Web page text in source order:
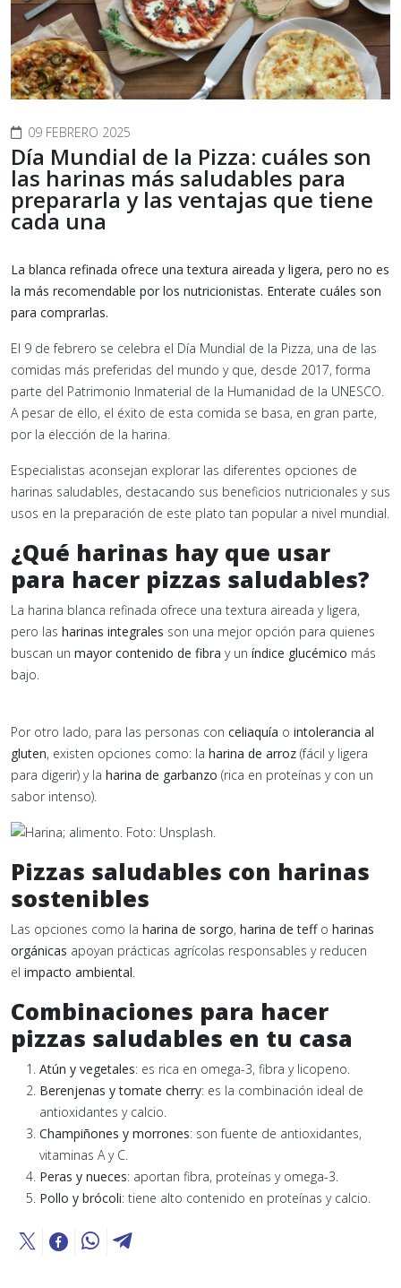
09 FEBRERO 2025
Día Mundial de la Pizza: cuáles son
las harinas más saludables para
prepararla y las ventajas que tiene
cada una
La blanca refinada ofrece una textura aireada y ligera, pero no es
la más recomendable por los nutricionistas. Enterate cuáles son
para comprarlas.
El 9 de febrero se celebra el Día Mundial de la Pizza, una de las
comidas más preferidas del mundo y que, desde 2017, forma
parte del Patrimonio Inmaterial de la Humanidad de la UNESCO.
A pesar de ello, el éxito de esta comida se basa, en gran parte,
por la elección de la harina.
Especialistas aconsejan explorar las diferentes opciones de
harinas saludables, destacando sus beneficios nutricionales y sus
usos en la preparación de este plato tan popular a nivel mundial.
¿Qué harinas hay que usar
para hacer pizzas saludables?
La harina blanca refinada ofrece una textura aireada y ligera,
pero las harinas integrales son una mejor opción para quienes
buscan un mayor contenido de fibra y un índice glucémico más
bajo.
Por otro lado, para las personas con celiaquía o intolerancia al
gluten, existen opciones como: la harina de arroz (fácil y ligera
para digerir) y la harina de garbanzo (rica en proteínas y con un
sabor intenso).
Pizzas saludables con harinas
sostenibles
Las opciones como la harina de sorgo, harina de teffo harinas
orgánicas apoyan prácticas agrícolas responsables y reducen
el impacto ambiental.
Combinaciones para hacer
pizzas saludables en tu casa
Atún y vegetales: es rica en omega-3, fibra y licopeno.
Berenjenas y tomate cherry: es la combinación ideal de
antioxidantes y calcio.
Champiñones y morrones: son fuente de antioxidantes,
vitaminas A y C.
Peras y nueces: aportan fibra, proteínas y omega-3.
Pollo y brócoli: tiene alto contenido en proteínas y calcio.